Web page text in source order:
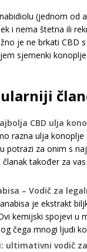
(jednom od
i nema štetna ili
je ne brkati CBD
sjemenki
CBD ulja
razna ulja konoplje
potrazi za onim s
također za
– Vodič za
je ekstrakt
kemijski spojevi u
čega mnogi ljudi
ultimativni vodič